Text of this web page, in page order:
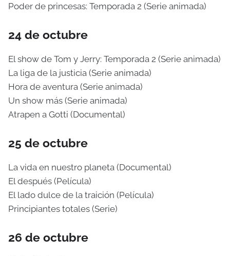
Poder de princesas: Temporada 2 (Serie animada)
24 de octubre
El show de Tom y Jerry: Temporada 2 (Serie animada)
La liga de la justicia (Serie animada)
Hora de aventura (Serie animada)
Un show más (Serie animada)
Atrapen a Gotti (Documental)
25 de octubre
La vida en nuestro planeta (Documental)
El después (Película)
El lado dulce de la traición (Película)
Principiantes totales (Serie)
26 de octubre